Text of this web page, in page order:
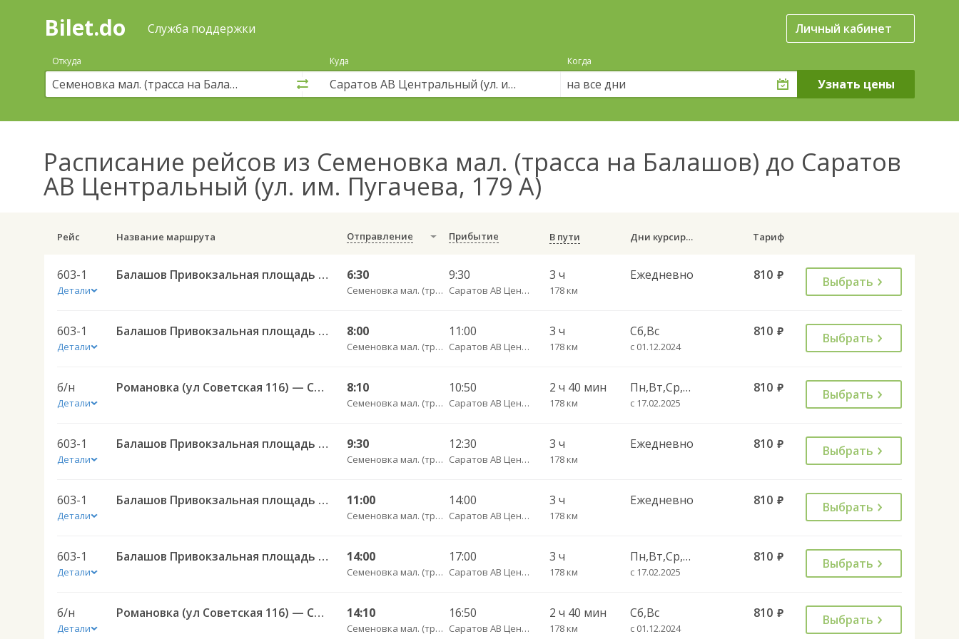
Поиск
покупка
билетов
автобус
онлайн
Bilet.do Служба поддержки Личный кабинет
Откуда Куда Когда
на все дни
Расписание рейсов из Семеновка мал. (трасса на Балашов) до Саратов
АВ Центральный (ул. им. Пугачева, 179 А)
Рейс Название маршрута Отправление Прибытие В пути Дни курсирования Тариф
603-1
Детали
Балашов Привокзальная площадь 7 — Саратов АВ Центральный (ул им Пугачева 179 А) 603-1 6:30
Семеновка мал. (трасса на Балашов)
9:30
Саратов АВ Центральный (ул. им. Пугачева, 179 А)
3 ч
178 км
Ежедневно 810 руб. Выбрать
603-1
Детали
Балашов Привокзальная площадь 7 — Саратов АВ Центральный (ул им Пугачева 179 А) 603-1 8:00
Семеновка мал. (трасса на Балашов)
11:00
Саратов АВ Центральный (ул. им. Пугачева, 179 А)
3 ч
178 км
Сб,Вс
с 01.12.2024
810 руб. Выбрать
б/н
Детали
Романовка (ул Советская 116) — Саратов АВ Центральный (ул им Пугачева 179 А) 8:10
Семеновка мал. (трасса на Балашов)
10:50
Саратов АВ Центральный (ул. им. Пугачева, 179 А)
2 ч 40 мин
178 км
Пн,Вт,Ср,Чт,Пт
с 17.02.2025
810 руб. Выбрать
603-1
Детали
Балашов Привокзальная площадь 7 — Саратов АВ Центральный (ул им Пугачева 179 А) 603-1 9:30
Семеновка мал. (трасса на Балашов)
12:30
Саратов АВ Центральный (ул. им. Пугачева, 179 А)
3 ч
178 км
Ежедневно 810 руб. Выбрать
603-1
Детали
Балашов Привокзальная площадь 7 — Саратов АВ Центральный (ул им Пугачева 179 А) 603-1 11:00
Семеновка мал. (трасса на Балашов)
14:00
Саратов АВ Центральный (ул. им. Пугачева, 179 А)
3 ч
178 км
Ежедневно 810 руб. Выбрать
603-1
Детали
Балашов Привокзальная площадь 7 — Саратов АВ Центральный (ул им Пугачева 179 А) 603-1 14:00
Семеновка мал. (трасса на Балашов)
17:00
Саратов АВ Центральный (ул. им. Пугачева, 179 А)
3 ч
178 км
Пн,Вт,Ср,Чт,Пт
с 17.02.2025
810 руб. Выбрать
б/н
Детали
Романовка (ул Советская 116) — Саратов АВ Центральный (ул им Пугачева 179 А) 14:10
Семеновка мал. (трасса на Балашов)
16:50
Саратов АВ Центральный (ул. им. Пугачева, 179 А)
2 ч 40 мин
178 км
Сб,Вс
с 01.12.2024
810 руб. Выбрать